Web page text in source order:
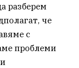
разберем
че
с
проблеми